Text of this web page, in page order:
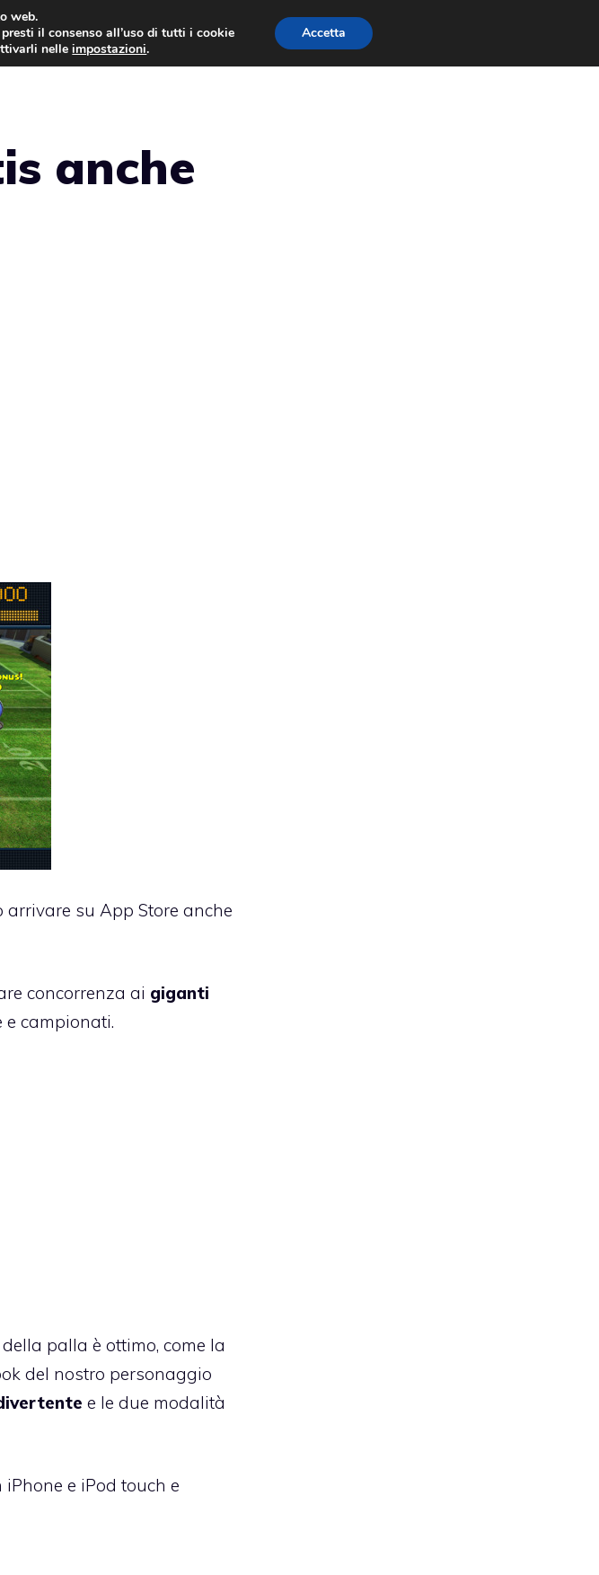
GIOCHI NEWS GIOCHI GRATIS
anche
arrivare su App Store anche
concorrenza ai giganti
e campionati.
palla è ottimo, come la
del nostro personaggio
e le due modalità
iPhone e iPod touch e
web.
il consenso all’uso di tutti i cookie
nelleimpostazioni.
Accetta